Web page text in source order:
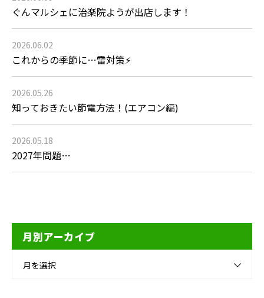
ぐんマルシェに治楽院ようが出店します！
2026.06.02
これからの季節に…雷対策⚡
2026.05.26
知っておきたい節電方法！(エアコン編)
2026.05.18
2027年問題…
月別アーカイブ
月を選択